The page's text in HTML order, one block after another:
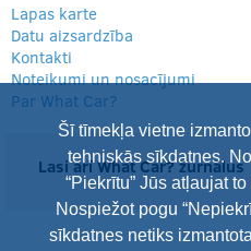
Šī tīmekļa vietne
tehniskās sīkdatnes.
“Piekrītu” Jūs atļaujat
Nospiežot pogu
sīkdatnes netiks
Lapas karte
Datu aizsardzība
Kontakti
Noteikumi un nosacījumi
Par What Car?
Lasi arī What Car? žurnālus